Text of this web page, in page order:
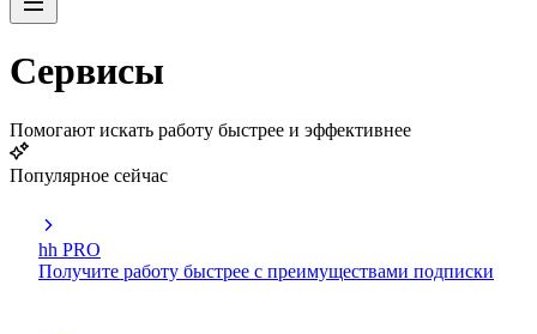
Сервисы
Помогают искать работу быстрее и эффективнее
Популярное сейчас
hh PRO
Получите работу быстрее с преимуществами подписки